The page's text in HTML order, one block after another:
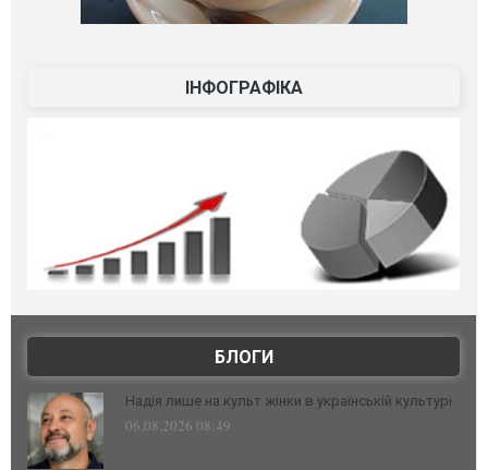
ІНФОГРАФІКА
БЛОГИ
Надія лише на культ жінки в українській культурі
06.08.2026 08:49